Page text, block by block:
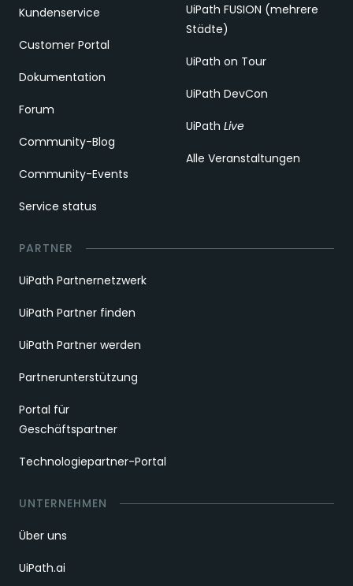
Kundenservice
Customer Portal
Dokumentation
Forum
Community-Blog
Community-Events
Service status
UiPath FUSION (mehrere
Städte)
UiPath on Tour
UiPath DevCon
UiPath Live
Alle Veranstaltungen
PARTNER
UiPath Partnernetzwerk
UiPath Partner finden
UiPath Partner werden
Partnerunterstützung
Portal für
Geschäftspartner
Technologiepartner-Portal
UNTERNEHMEN
Über uns
UiPath.ai